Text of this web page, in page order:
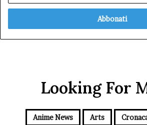
tuo
mail
Looking For
Anime News Arts